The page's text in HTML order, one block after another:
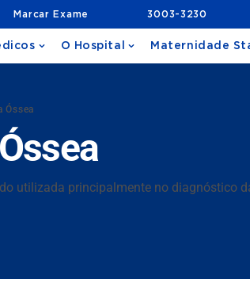
Marcar Exame 3003-3230
O Hospital Maternidade
Óssea
utilizada principalmente no diagnóstico